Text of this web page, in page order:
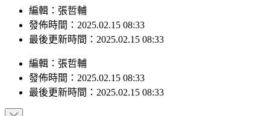
發佈時間：2025.02.15 08:33
最後更新時間：2025.02.15 08:33
發佈時間：2025.02.15 08:33
最後更新時間：2025.02.15 08:33